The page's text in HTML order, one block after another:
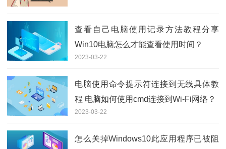
查看自己电脑使用记录方法教程分享
Win10电脑怎么才能查看使用时间？
2023-03-22
电脑使用命令提示符连接到无线具体教
程 电脑如何使用cmd连接到Wi-Fi网络？
2023-03-22
怎么关掉Windows10此应用程序已被阻